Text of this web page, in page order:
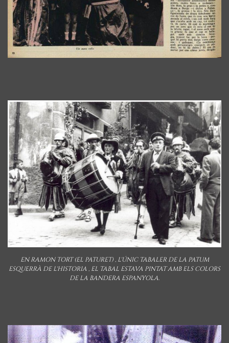
EN RAMON TORT (EL PATURET) , L'ÚNIC TABALER DE LA PATUM
ESQUERRÀ DE L'HISTORIA , EL TABAL ESTAVA PINTAT AMB ELS COLORS
DE LA BANDERA ESPANYOLA.